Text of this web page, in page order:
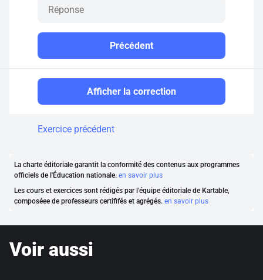
Précédent
Afficher la correction
Exercice précédent
La charte éditoriale garantit la conformité des contenus aux programmes
officiels de l'Éducation nationale. en savoir plus
Les cours et exercices sont rédigés par l'équipe éditoriale de Kartable,
composéee de professeurs certififés et agrégés. en savoir plus
Voir aussi